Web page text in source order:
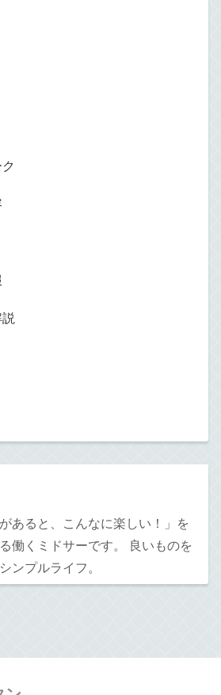
あると、こんなに楽しい！」を
働くミドサーです。 良いものを
ンプルライフ。